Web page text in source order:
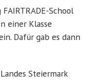
School
einer Klasse
Dafür gab es dann
Steiermark